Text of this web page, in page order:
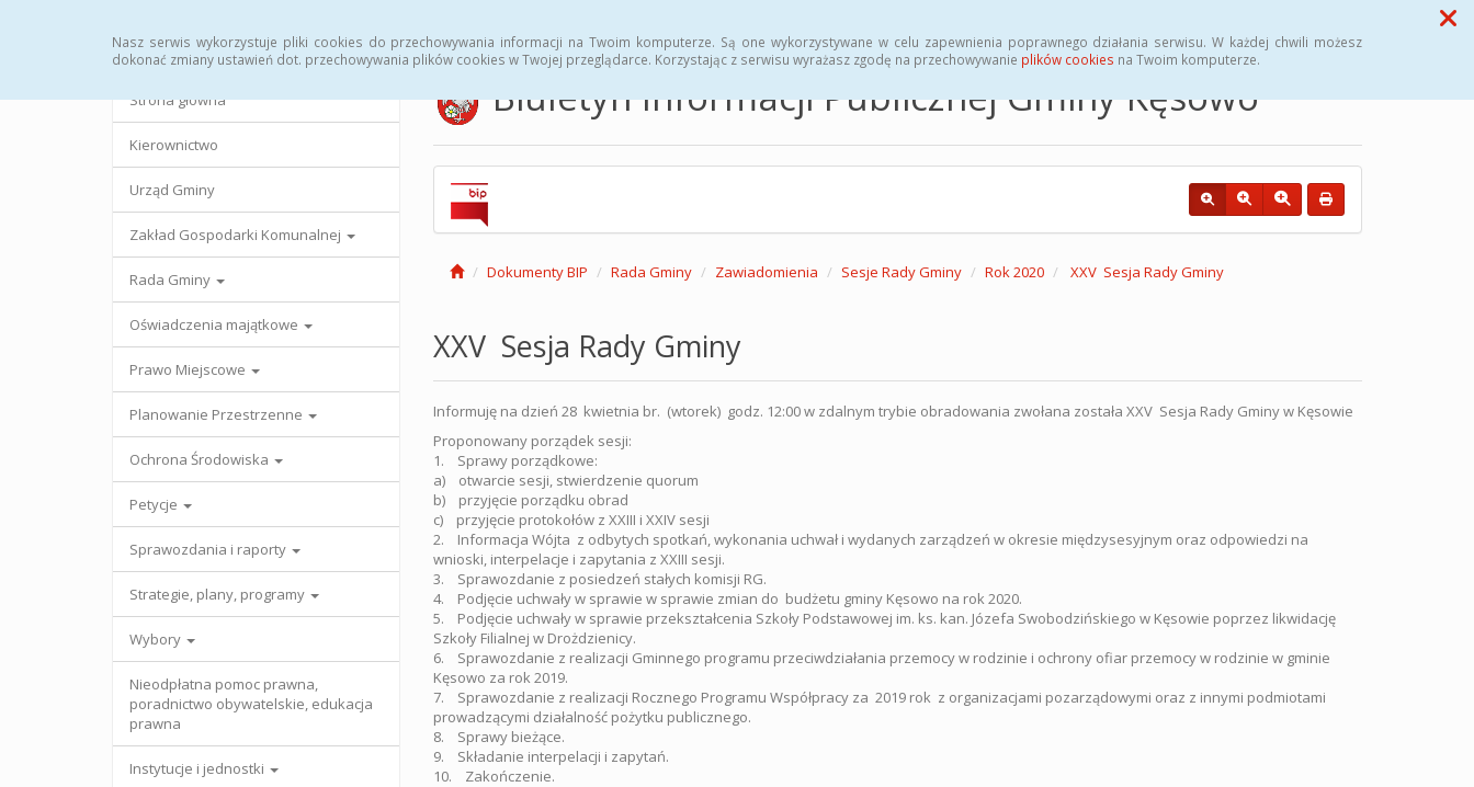
Nasz serwis wykorzystuje pliki cookies do przechowywania informacji na Twoim komputerze. Są one wykorzystywane w celu zapewnienia poprawnego działania serwisu. W każdej chwili możesz
dokonać zmiany ustawień dot. przechowywania plików cookies w Twojej przeglądarce. Korzystając z serwisu wyrażasz zgodę na przechowywanie plików cookies na Twoim komputerze.
Strona główna
Kierownictwo
Urząd Gminy
Zakład Gospodarki Komunalnej
Rada Gminy
Oświadczenia majątkowe
Prawo Miejscowe
Planowanie Przestrzenne
Ochrona Środowiska
Petycje
Sprawozdania i raporty
Strategie, plany, programy
Wybory
Nieodpłatna pomoc prawna,
poradnictwo obywatelskie, edukacja
prawna
Instytucje i jednostki
Biuletyn Informacji Publicznej Gminy Kęsowo
Dokumenty BIP Rada Gminy Zawiadomienia Sesje Rady Gminy Rok 2020 XXV Sesja Rady Gminy
XXV Sesja Rady Gminy
Informuję na dzień 28 kwietnia br. (wtorek) godz. 12:00 w zdalnym trybie obradowania zwołana została XXV Sesja Rady Gminy w Kęsowie
Proponowany porządek sesji:
1. Sprawy porządkowe:
a) otwarcie sesji, stwierdzenie quorum
b) przyjęcie porządku obrad
c) przyjęcie protokołów z XXIII i XXIV sesji
2. Informacja Wójta z odbytych spotkań, wykonania uchwał i wydanych zarządzeń w okresie międzysesyjnym oraz odpowiedzi na
wnioski, interpelacje i zapytania z XXIII sesji.
3. Sprawozdanie z posiedzeń stałych komisji RG.
4. Podjęcie uchwały w sprawie w sprawie zmian do budżetu gminy Kęsowo na rok 2020.
5. Podjęcie uchwały w sprawie przekształcenia Szkoły Podstawowej im. ks. kan. Józefa Swobodzińskiego w Kęsowie poprzez likwidację
Szkoły Filialnej w Drożdzienicy.
6. Sprawozdanie z realizacji Gminnego programu przeciwdziałania przemocy w rodzinie i ochrony ofiar przemocy w rodzinie w gminie
Kęsowo za rok 2019.
7. Sprawozdanie z realizacji Rocznego Programu Współpracy za 2019 rok z organizacjami pozarządowymi oraz z innymi podmiotami
prowadzącymi działalność pożytku publicznego.
8. Sprawy bieżące.
9. Składanie interpelacji i zapytań.
10. Zakończenie.